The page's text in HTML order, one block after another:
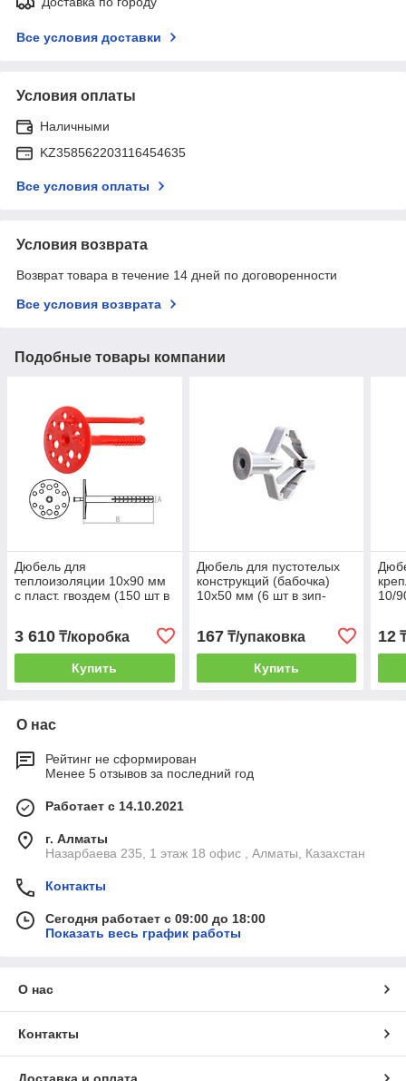
Все условия доставки
Условия оплаты
Наличными
KZ358562203116454635
Все условия оплаты
Условия возврата
Возврат товара в течение 14 дней по договоренности
Все условия возврата
Подобные товары компании
Дюбель для
теплоизоляции 10х90 мм
с пласт. гвоздем (150 шт в
3 610 ₸/коробка
Купить
Дюбель для пустотелых
конструкций (бабочка)
10х50 мм (6 шт в зип-
167₸/упаковка
Купить
10/
12
О нас
Рейтинг не сформирован
Менее 5 отзывов за последний год
Работает с 14.10.2021
г. Алматы
Назарбаева 235, 1 этаж 18 офис , Алматы, Казахстан
Контакты
Сегодня работает с 09:00 до 18:00
Показать весь график работы
О нас
Контакты